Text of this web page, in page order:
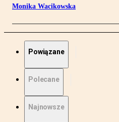
Monika Wacikowska
Powiązane
Polecane
Najnowsze